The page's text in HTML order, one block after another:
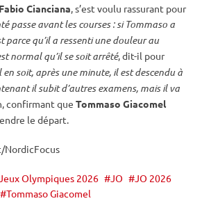
Fabio Cianciana, s’est voulu rassurant pour
passe avant les courses : si Tommaso a
parce qu’il a ressenti une douleur au
normal qu’il se soit arrêté, dit-il pour
en soit, après une minute, il est descendu à
il subit d’autres examens, mais il va
confirmant que Tommaso Giacomel
le départ.
NordicFocus
Olympiques 2026 JO
JO 2026
Tommaso Giacomel